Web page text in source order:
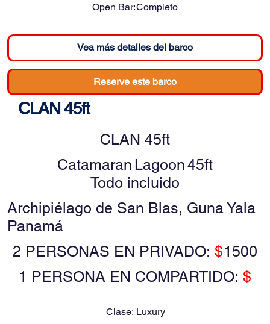
Open Bar:Completo
Vea más detalles del barco
Reserve este barco
CLAN 45ft
CLAN 45ft
Catamaran Lagoon45ft
Todo incluido
Archipiélago de San Blas, Guna Yala
Panamá
2 PERSONAS EN PRIVADO:$1500
1 PERSONA EN COMPARTIDO: $
Clase: Luxury